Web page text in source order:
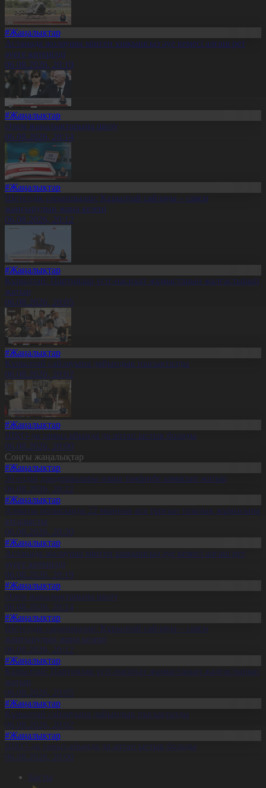
#Жаңалықтар
Астанада жолаушы мінген ұшқышсыз әуе кемесі алғаш рет
әуеге көтерілді
06.08.2026, 20:19
#Жаңалықтар
Әлем жаңалықтарына шолу
06.08.2026, 20:14
#Жаңалықтар
Шетелдік сарапшылар: Құрылтай сайлауы – саяси
жаңғырудың жаңа кезеңі
06.08.2026, 20:12
#Жаңалықтар
Құрылтай: Партиялар үгіт-насихат жұмыстарын жалғастырып
жатыр
06.08.2026, 20:05
#Жаңалықтар
Құрылтай сайлауына дайындық пысықталды
06.08.2026, 20:02
#Жаңалықтар
ШҚО-да тамыз айында да аптап ыстық болады
06.08.2026, 20:00
Соңғы жаңалықтар
#Жаңалықтар
30 елдің дзюдошылары өзара тәжірибе алмасып жатыр
06.08.2026, 20:22
#Жаңалықтар
Алматы облысында 22 мыңнан аса тұрғын тазалық жұмысына
атсалысты
06.08.2026, 20:20
#Жаңалықтар
Астанада жолаушы мінген ұшқышсыз әуе кемесі алғаш рет
әуеге көтерілді
06.08.2026, 20:19
#Жаңалықтар
Әлем жаңалықтарына шолу
06.08.2026, 20:14
#Жаңалықтар
Шетелдік сарапшылар: Құрылтай сайлауы – саяси
жаңғырудың жаңа кезеңі
06.08.2026, 20:12
#Жаңалықтар
Құрылтай: Партиялар үгіт-насихат жұмыстарын жалғастырып
жатыр
06.08.2026, 20:05
#Жаңалықтар
Құрылтай сайлауына дайындық пысықталды
06.08.2026, 20:02
#Жаңалықтар
ШҚО-да тамыз айында да аптап ыстық болады
06.08.2026, 20:00
Басты